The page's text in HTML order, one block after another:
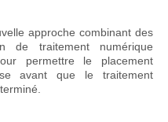
approche combinant des
de traitement numérique
permettre le placement
avant que le traitement